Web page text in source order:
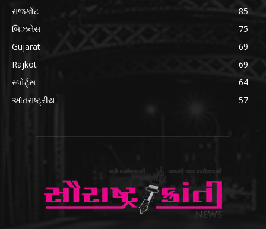
રાજકોટ
85
બિઝનેસ
75
Gujarat
69
Rajkot
69
સ્પોર્ટ્સ
64
આંતરાષ્ટ્રીય
57